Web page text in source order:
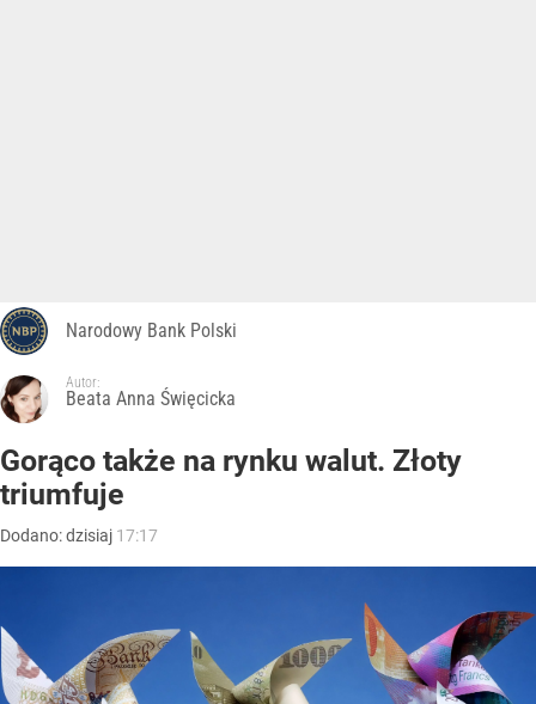
Narodowy Bank Polski
Autor:
Beata Anna Święcicka
Gorąco także na rynku walut. Złoty
triumfuje
Dodano:dzisiaj 17:17